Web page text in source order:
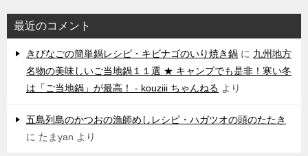
最近のコメント
きびなごの簡単鍋レシピ・キビナゴのいり焼き鍋 に 九州地方
名物の美味しいご当地鍋１１選 ★ キャンプでも是非！寒い冬
は「ご当地鍋」が最高！ - kouziii ちゃんねる より
五島列島のかつおの漁師めしレシピ・ハガツオの頭のたたき
に たまyan より